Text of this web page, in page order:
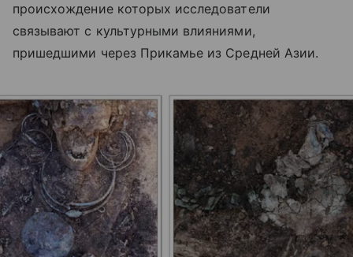
происхождение которых исследователи
связывают с культурными влияниями,
пришедшими через Прикамье из Средней Азии.